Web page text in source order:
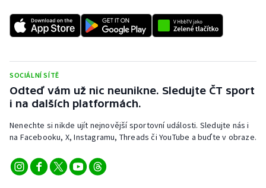
Sportovní střelba
Stolní tenis
Triatlon
Veslování
Vodní slalom
SOCIÁLNÍ SÍTĚ
Odteď vám už nic neunikne. Sledujte ČT sport
i na dalších platformách.
Nenechte si nikde ujít nejnovější sportovní události. Sledujte nás i
na Facebooku, X, Instagramu, Threads či YouTube a buďte v obraze.